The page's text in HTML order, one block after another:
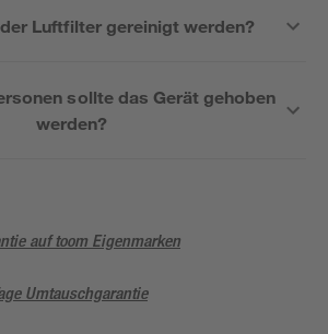
Luftfilter gereinigt werden?
sollte das Gerät gehoben
werden?
auf toom Eigenmarken
Umtauschgarantie